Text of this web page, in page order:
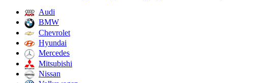
Audi
BMW
Chevrolet
Hyundai
Mercedes
Mitsubishi
Nissan